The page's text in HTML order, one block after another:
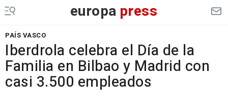
europa press
PAÍS VASCO
Iberdrola celebra el Día de la
Familia en Bilbao y Madrid con
casi 3.500 empleados